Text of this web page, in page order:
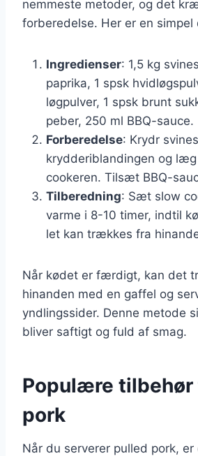
nemmeste metoder, og det
forberedelse. Her er en simpel
Ingredienser: 1,5 kg
paprika, 1 spsk
løgpulver, 1 spsk brunt
peber, 250 ml BBQ-sauce.
Forberedelse: Krydr
krydderiblandingen og
cookeren. Tilsæt BBQ-
Tilberedning: Sæt slow
varme i 8-10 timer, indtil
let kan trækkes fra
Når kødet er færdigt, kan det
hinanden med en gaffel og
yndlingssider. Denne metode
bliver saftigt og fuld af smag.
Populære
pork
Når du serverer pulled pork,